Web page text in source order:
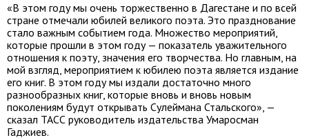
«В этом году мы очень торжественно в Дагестане и по всей
стране отмечали юбилей великого поэта. Это празднование
стало важным событием года. Множество мероприятий,
которые прошли в этом году — показатель уважительного
отношения к поэту, значения его творчества. Но главным, на
мой взгляд, мероприятием к юбилею поэта является издание
его книг. В этом году мы издали достаточно много
разнообразных книг, которые вновь и вновь новым
поколениям будут открывать Сулеймана Стальского», —
сказал ТАСС руководитель издательства Умаросман
Гаджиев.